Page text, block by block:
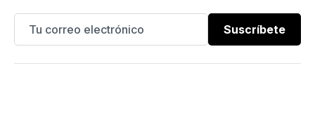
Suscríbete